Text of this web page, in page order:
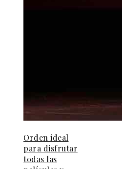
Orden ideal
para disfrutar
todas las